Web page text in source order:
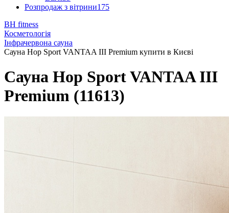
Розпродаж з вітрини175
BH fitness
Косметологія
Інфрачервона сауна
Сауна Hop Sport VANTAA III Premium купити в Києві
Сауна Hop Sport VANTAA III
Premium (11613)